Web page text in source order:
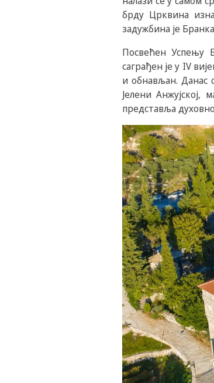
брду Црквина
задужбина је
Посвећен Успењу
саграђен је у IV
и обнављан. Данас
Јелени
представља